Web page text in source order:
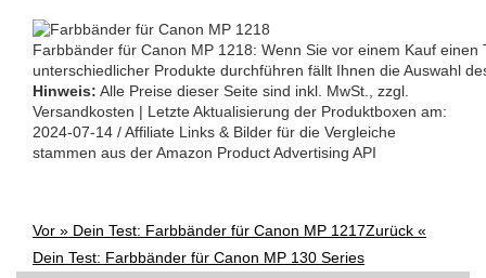
Farbbänder für Canon MP 1218: Wenn Sie vor einem Kauf einen
unterschiedlicher Produkte durchführen fällt Ihnen die Auswahl
Hinweis: Alle Preise dieser Seite sind inkl. MwSt., zzgl.
Versandkosten | Letzte Aktualisierung der Produktboxen am:
2024-07-14 / Affiliate Links & Bilder für die Vergleiche
stammen aus der Amazon Product Advertising API
Post
Vor » Dein Test: Farbbänder für Canon MP 1217Zurück «
Dein Test: Farbbänder für Canon MP 130 Series